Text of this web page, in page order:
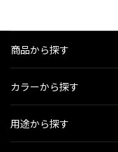
商品から探す
カラーから探す
用途から探す